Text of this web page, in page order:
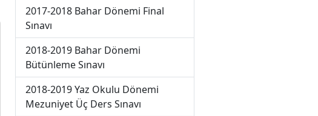
2017-2018 Bahar Dönemi Final
Sınavı
2018-2019 Bahar Dönemi
Bütünleme Sınavı
2018-2019 Yaz Okulu Dönemi
Mezuniyet Üç Ders Sınavı